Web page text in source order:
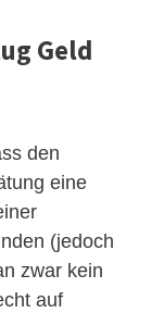
Geld
den
eine
(jedoch
zwar kein
auf